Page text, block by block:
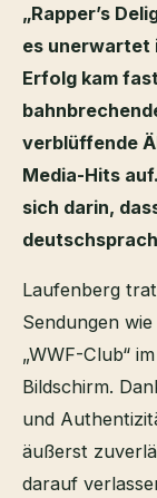
„Rapper’s
es unerwartet
Erfolg kam
verblüffende
Media-Hits
sich darin,
Laufenberg
Sendungen
„WWF-Club“
Bildschirm.
und
äußerst
darauf